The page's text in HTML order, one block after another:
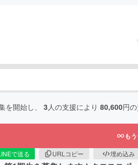
を開始し、 3 人の支援により 80,600円
も
で送る URLコピー 埋め込み